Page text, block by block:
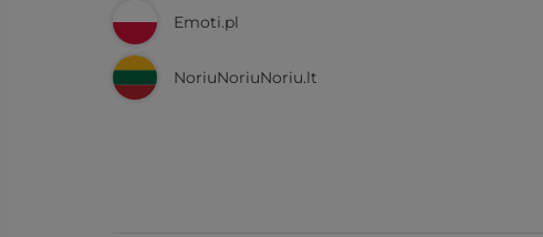
Emoti.pl
NoriuNoriuNoriu.lt